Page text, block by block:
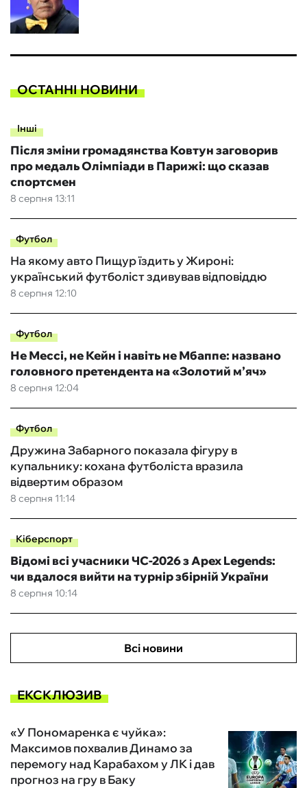
ОСТАННІ НОВИНИ
Інші
8 серпня 13:11
Після зміни громадянства Ковтун заговорив
про медаль Олімпіади в Парижі: що сказав
спортсмен
Футбол
8 серпня 12:10
На якому авто Пищур їздить у Жироні:
український футболіст здивував відповіддю
Футбол
8 серпня 12:04
Не Мессі, не Кейн і навіть не Мбаппе: названо
головного претендента на «Золотий м’яч»
Футбол
8 серпня 11:14
Дружина Забарного показала фігуру в
купальнику: кохана футболіста вразила
відвертим образом
Кіберспорт
8 серпня 10:14
Відомі всі учасники ЧС-2026 з Apex Legends:
чи вдалося вийти на турнір збірній України
Всі новини
ЕКСКЛЮЗИВ
«У Пономаренка є чуйка»:
Максимов похвалив Динамо за
перемогу над Карабахом у ЛК і дав
прогноз на гру в Баку